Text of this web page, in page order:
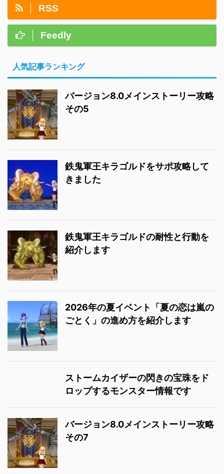
RSS
Feedly
人気記事ランキング
バージョン8.0メインストーリー攻略
その5
鉄鬼軍王キラゴルドをサポ攻略して
きました
鉄鬼軍王キラゴルドの耐性と行動を
紹介します
2026年の夏イベント「夏の恋は嵐の
ごとく」の進め方を紹介します
ストームカイザーの閃きの宝珠をド
ロップするモンスター情報です
バージョン8.0メインストーリー攻略
その7